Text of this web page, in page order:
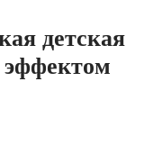
детская
эффектом